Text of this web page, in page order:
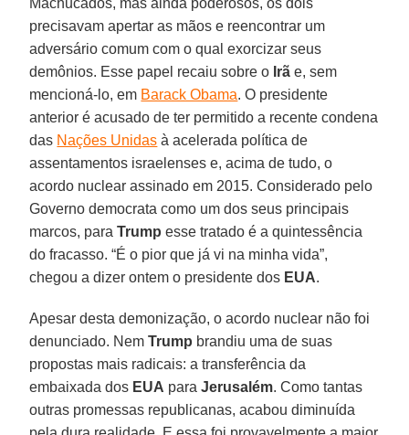
precisavam apertar as mãos e reencontrar um
adversário comum com o qual exorcizar seus
demônios. Esse papel recaiu sobre o Irã e, sem
mencioná-lo, em Barack Obama. O presidente
anterior é acusado de ter permitido a recente condena
das Nações Unidas à acelerada política de
assentamentos israelenses e, acima de tudo, o
acordo nuclear assinado em 2015. Considerado pelo
Governo democrata como um dos seus principais
marcos, paraTrump esse tratado é a quintessência
do fracasso. “É o pior que já vi na minha vida”,
chegou a dizer ontem o presidente dos EUA.
Apesar desta demonização, o acordo nuclear não foi
denunciado. NemTrump brandiu uma de suas
propostas mais radicais: a transferência da
embaixada dos EUA paraJerusalém. Como tantas
outras promessas republicanas, acabou diminuída